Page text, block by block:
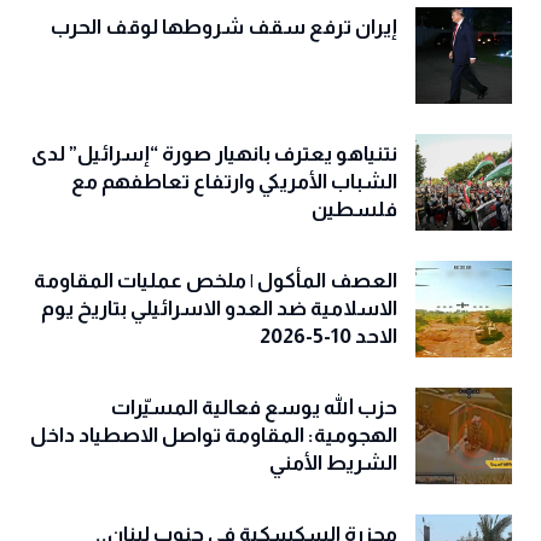
إيران ترفع سقف شروطها لوقف الحرب
نتنياهو يعترف بانهيار صورة “إسرائيل” لدى
الشباب الأمريكي وارتفاع تعاطفهم مع
فلسطين
العصف المأكول | ملخص عمليات المقاومة
الاسلامية ضد العدو الاسرائيلي بتاريخ يوم
الاحد 10-5-2026
حزب الله يوسع فعالية المسيّرات
الهجومية: المقاومة تواصل الاصطياد داخل
الشريط الأمني
مجزرة السكسكية في جنوب لبنان..